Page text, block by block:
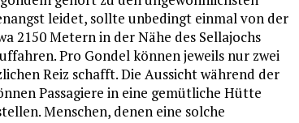
leidet, sollte unbedingt einmal von der
2150 Metern in der Nähe des Sellajochs
Pro Gondel können jeweils nur zwei
Reiz schafft. Die Aussicht während der
Passagiere in eine gemütliche Hütte
Menschen, denen eine solche